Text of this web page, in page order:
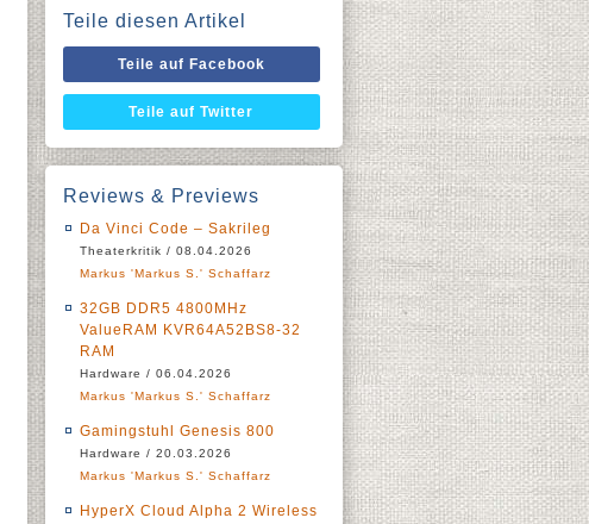
Teile diesen Artikel
Teile auf Facebook
Teile auf Twitter
Reviews & Previews
Da Vinci Code – Sakrileg
Theaterkritik / 08.04.2026
Markus 'Markus S.' Schaffarz
32GB DDR5 4800MHz
ValueRAM KVR64A52BS8-32
RAM
Hardware / 06.04.2026
Markus 'Markus S.' Schaffarz
Gamingstuhl Genesis 800
Hardware / 20.03.2026
Markus 'Markus S.' Schaffarz
HyperX Cloud Alpha 2 Wireless